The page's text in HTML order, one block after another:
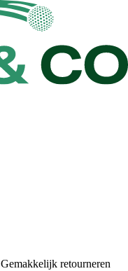
Gemakkelijk retourneren